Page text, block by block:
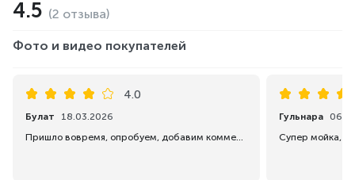
4.5 (2 отзыва)
Фото и видео покупателей
4.0
Булат
18.03.2026
Пришло вовремя, опробуем, добавим комментарий.
Гульнара
Супер мойка,